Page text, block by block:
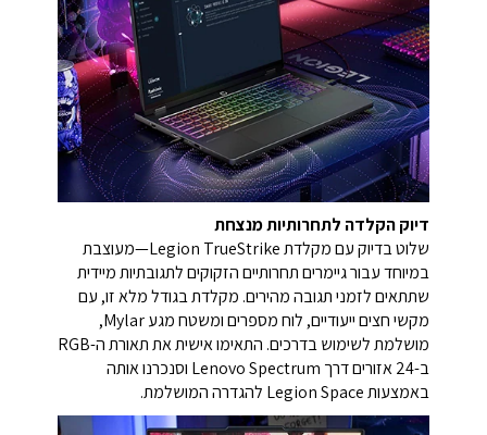
דיוק הקלדה לתחרותיות מנצחת
שלוט בדיוק עם מקלדת Legion TrueStrike—מעוצבת
במיוחד עבור גיימרים תחרותיים הזקוקים לתגובתיות מיידית
שתתאים לזמני תגובה מהירים. מקלדת בגודל מלא זו, עם
מקשי חצים ייעודיים, לוח מספרים ומשטח מגע Mylar,
מושלמת לשימוש בדרכים. התאימו אישית את תאורת ה-RGB
ב-24 אזורים דרך Lenovo Spectrum וסנכרנו אותה
באמצעות Legion Space להגדרה המושלמת.